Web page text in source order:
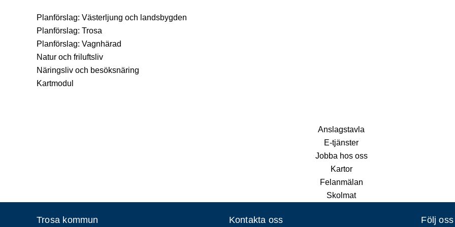
Planförslag: Västerljung och landsbygden
Planförslag: Trosa
Planförslag: Vagnhärad
Natur och friluftsliv
Näringsliv och besöksnäring
Kartmodul
Anslagstavla
E-tjänster
Jobba hos oss
Kartor
Felanmälan
Skolmat
Trosa kommun Kontakta oss Följ